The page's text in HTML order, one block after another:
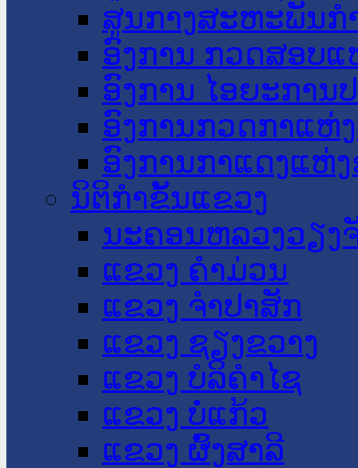
ສູນກາງສະຫະພັນກ
ອົງການ ກວດສອບແ
ອົງການ ໄອຍະການ
ອົງການກວດກາແຫ່
ອົງການກາແດງແຫ່
ນິຕິກໍາຂັ້ນແຂວງ
ນະ​ຄອນ​ຫລວງວຽງ
ແຂວງ ຄໍາມ່ວນ
ແຂວງ ຈໍາປາສັກ
ແຂວງ ຊຽງຂວາງ
ແຂວງ ບໍລິຄໍາໄຊ
ແຂວງ ບໍ່ແກ້ວ
ແຂວງ ຜົ້ງສາລີ